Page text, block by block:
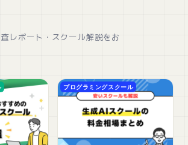
レポート・スクール解説をお
プログラミングスクール